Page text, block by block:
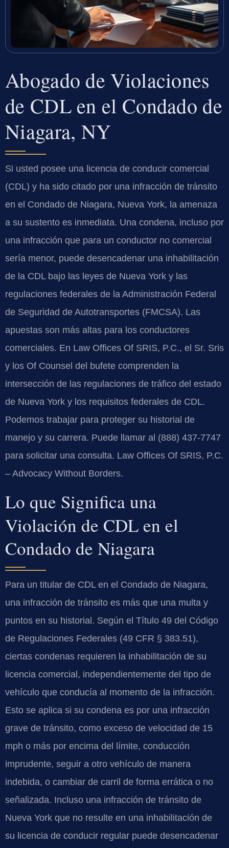
Abogado de Violaciones
de CDL en el Condado de
Niagara, NY
Si usted posee una licencia de conducir comercial
(CDL) y ha sido citado por una infracción de tránsito
en el Condado de Niagara, Nueva York, la amenaza
a su sustento es inmediata. Una condena, incluso por
una infracción que para un conductor no comercial
sería menor, puede desencadenar una inhabilitación
de la CDL bajo las leyes de Nueva York y las
regulaciones federales de la Administración Federal
de Seguridad de Autotransportes (FMCSA). Las
apuestas son más altas para los conductores
comerciales. En Law Offices Of SRIS, P.C., el Sr. Sris
y los Of Counsel del bufete comprenden la
intersección de las regulaciones de tráfico del estado
de Nueva York y los requisitos federales de CDL.
Podemos trabajar para proteger su historial de
manejo y su carrera. Puede llamar al (888) 437-7747
para solicitar una consulta. Law Offices Of SRIS, P.C.
– Advocacy Without Borders.
Lo que Significa una
Violación de CDL en el
Condado de Niagara
Para un titular de CDL en el Condado de Niagara,
una infracción de tránsito es más que una multa y
puntos en su historial. Según el Título 49 del Código
de Regulaciones Federales (49 CFR § 383.51),
ciertas condenas requieren la inhabilitación de su
licencia comercial, independientemente del tipo de
vehículo que conducía al momento de la infracción.
Esto se aplica si su condena es por una infracción
grave de tránsito, como exceso de velocidad de 15
mph o más por encima del límite, conducción
imprudente, seguir a otro vehículo de manera
indebida, o cambiar de carril de forma errática o no
señalizada. Incluso una infracción de tránsito de
Nueva York que no resulte en una inhabilitación de
su licencia de conducir regular puede desencadenar